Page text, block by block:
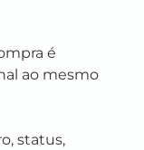
é
ao mesmo
status,